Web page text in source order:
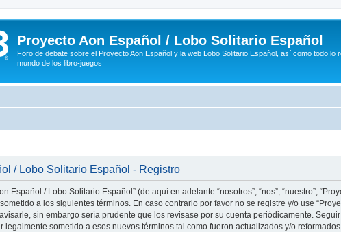
Proyecto Aon Español / Lobo Solitario Español
Foro de debate sobre el Proyecto Aon Español y la web Lobo Solitario Español, así como todo lo
mundo de los libro-juegos
/ Lobo Solitario Español - Registro
Español / Lobo Solitario Español” (de aquí en adelante “nosotros”, “nos”, “nuestro”,
a los siguientes términos. En caso contrario por favor no se registre y/o use
sin embargo sería prudente que los revisase por su cuenta periódicamente.
legalmente sometido a esos nuevos términos tal como fueron actualizados y/o